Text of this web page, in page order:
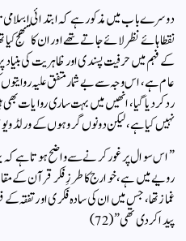
دوسرے باب میں مذکور ہے کہ ابتدائی
نقطاہائے نظر لائے جاتے تھے اور ان کا منھج
کے فہم میں حرفیت پسندی اور ظاہریت کی
عام ہے، اس وجہ سے بے شمار متفق علیہ
رد کردیا گیا، انھیں میں بہت ساری روایات
نہیں کیا ہے، لیکن دونوں گروہوں کے ورلڈ
” اس سوال پر غور کرنے سے واضح ہوتا ہے کہ
رویے میں ہے، خوارج کا طرزِ فکر قرآن کے
غماز تھا، جس میں ان کی سادہ فکری اور
پیدا کردی تھی ” (72)